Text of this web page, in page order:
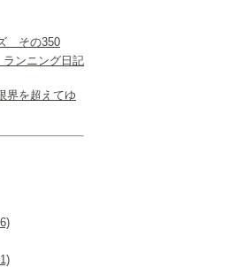
その350
ンニング日記
界を超えてゆ